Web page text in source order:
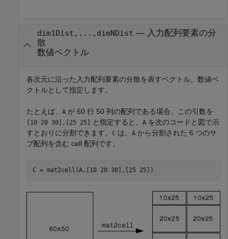
dim1Dist,...,dimNDist — 入力配列要素の分
散
数値ベクトル
各次元に沿った入力配列要素の分散を表すベクトル。数値ベ
クトルとして指定します。
たとえば、 A が 60 行 50 列の配列である場合、この引数を
[10 20 30],[25 25] と指定すると、 A を次のコードと図で示
すとおりに分割できます。
C は、 A から分割された 6 つのサ
ブ配列を含む cell 配列です。